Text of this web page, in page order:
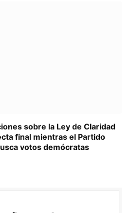
sobre la Ley de Claridad
final mientras el Partido
votos demócratas